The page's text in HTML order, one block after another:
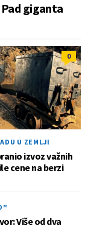
giganta
0
U ZEMLJI
izvoz važnih
cene na berzi
Više od dva